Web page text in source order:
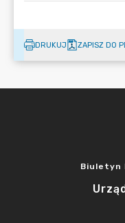
DRUKUJ ZAPISZ DO
Biuletyn